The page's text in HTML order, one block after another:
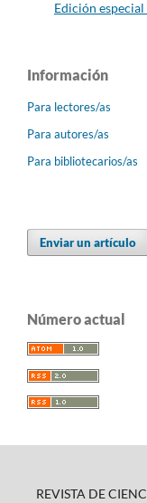
Edición
Información
Para lectores/as
Para autores/as
Para bibliotecarios/as
Enviar un artículo
Número actual
REVISTA DE